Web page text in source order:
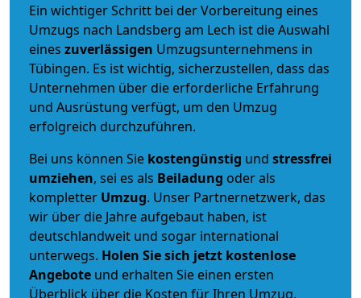
Ein wichtiger Schritt bei der Vorbereitung eines
Umzugs nach Landsberg am Lech ist die Auswahl
eines zuverlässigen Umzugsunternehmens in
Tübingen. Es ist wichtig, sicherzustellen, dass das
Unternehmen über die erforderliche Erfahrung
und Ausrüstung verfügt, um den Umzug
erfolgreich durchzuführen.
Bei uns können Sie kostengünstig und stressfrei
umziehen, sei es als Beiladung oder als
kompletter Umzug. Unser Partnernetzwerk, das
wir über die Jahre aufgebaut haben, ist
deutschlandweit und sogar international
unterwegs. Holen Sie sich jetzt kostenlose
Angebote und erhalten Sie einen ersten
Überblick über die Kosten für Ihren Umzug.